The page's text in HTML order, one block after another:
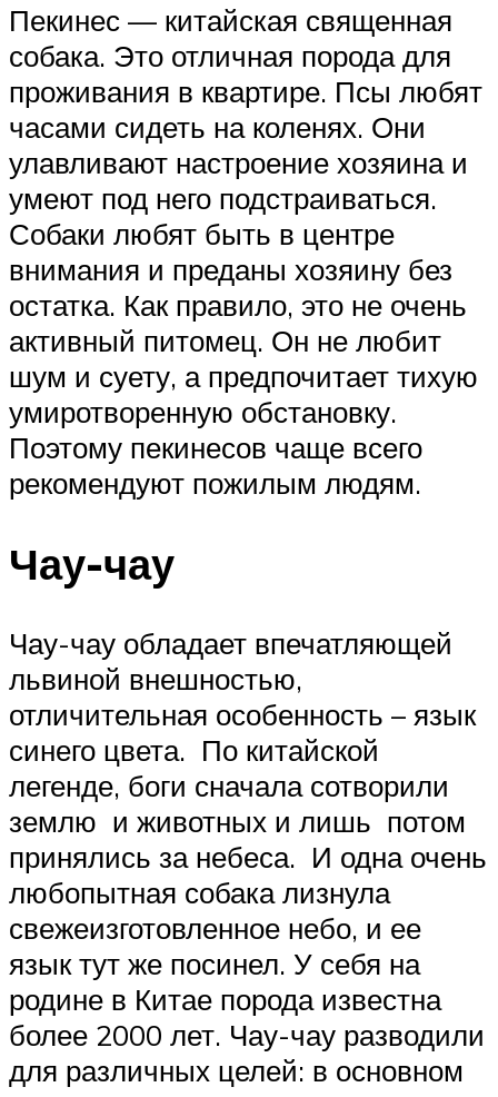
Пекинес — китайская священная
собака. Это отличная порода для
проживания в квартире. Псы любят
часами сидеть на коленях. Они
улавливают настроение хозяина и
умеют под него подстраиваться.
Собаки любят быть в центре
внимания и преданы хозяину без
остатка. Как правило, это не очень
активный питомец. Он не любит
шум и суету, а предпочитает тихую
умиротворенную обстановку.
Поэтому пекинесов чаще всего
рекомендуют пожилым людям.
Чау-чау
Чау-чау обладает впечатляющей
львиной внешностью,
отличительная особенность – язык
синего цвета. По китайской
легенде, боги сначала сотворили
землю и животных и лишь потом
принялись за небеса. И одна очень
любопытная собака лизнула
свежеизготовленное небо, и ее
язык тут же посинел. У себя на
родине в Китае порода известна
более 2000 лет. Чау-чау разводили
для различных целей: в основном